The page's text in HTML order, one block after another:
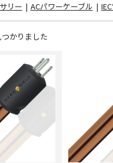
リー | ACパワーケーブル |
かりました